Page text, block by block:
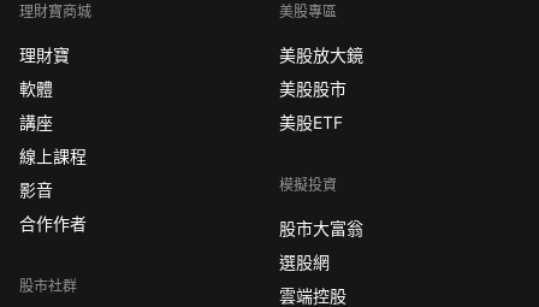
理財寶商城
理財寶
軟體
講座
線上課程
影音
合作作者
股市社群
美股專區
美股放大鏡
美股股市
美股ETF
模擬投資
股市大富翁
選股網
雲端控股